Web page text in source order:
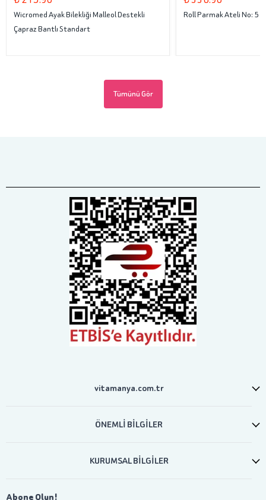
Wicromed Ayak Bilekliği Malleol Destekli
Çapraz Bantlı Standart
Roll Parmak Ateli No: 5
Tümünü Gör
vitamanya.com.tr
ÖNEMLİ BİLGİLER
KURUMSAL BİLGİLER
Abone Olun!